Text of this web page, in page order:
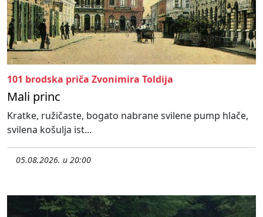
101 brodska priča Zvonimira Toldija
Mali princ
Kratke, ružičaste, bogato nabrane svilene pump hlače,
svilena košulja ist...
05.08.2026. u 20:00